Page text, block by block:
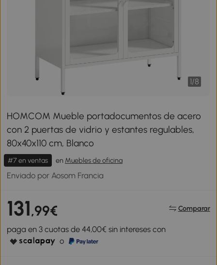
1/8
HOMCOM Mueble portadocumentos de acero
con 2 puertas de vidrio y estantes regulables,
80x40x110 cm, Blanco
#7 en ventas en Muebles de oficina
Enviado por Aosom Francia
131,99€ Comparar
paga en 3 cuotas de 44,00€ sin intereses con
o